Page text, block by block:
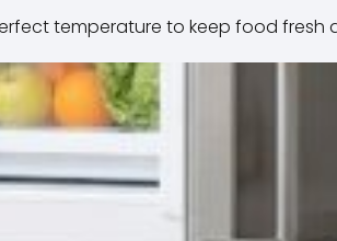
temperature to keep food